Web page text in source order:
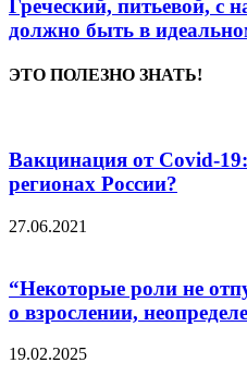
Греческий, питьевой, с
должно быть в
ЭТО ПОЛЕЗНО ЗНАТЬ!
Вакцинация от Covid-
регионах России?
27.06.2021
“Некоторые роли не
о взрослении,
19.02.2025